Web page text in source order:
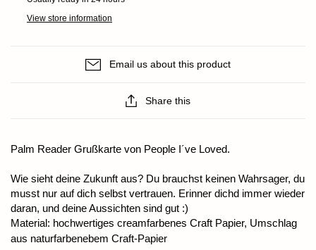
View store information
Email us about this product
Share this
Palm Reader Grußkarte von People I´ve Loved.
Wie sieht deine Zukunft aus? Du brauchst keinen Wahrsager, du
musst nur auf dich selbst vertrauen. Erinner dichd immer wieder
daran, und deine Aussichten sind gut :)
Material: hochwertiges creamfarbenes Craft Papier, Umschlag
aus naturfarbenebem Craft-Papier